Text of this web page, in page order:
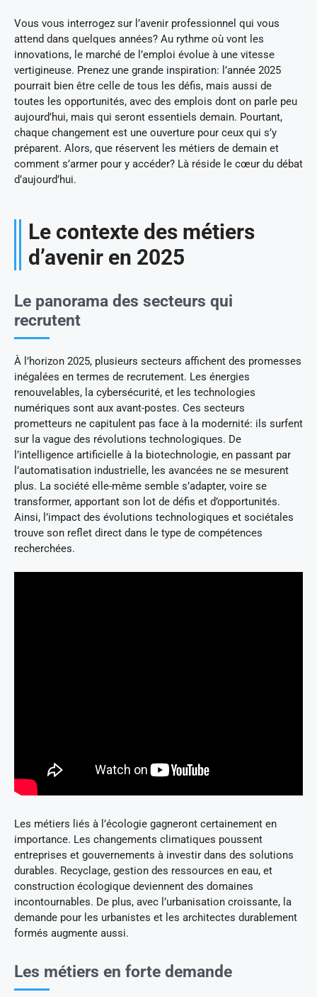
Vous vous interrogez sur l’avenir professionnel qui vous
attend dans quelques années? Au rythme où vont les
innovations, le marché de l’emploi évolue à une vitesse
vertigineuse. Prenez une grande inspiration: l’année 2025
pourrait bien être celle de tous les défis, mais aussi de
toutes les opportunités, avec des emplois dont on parle peu
aujourd’hui, mais qui seront essentiels demain. Pourtant,
chaque changement est une ouverture pour ceux qui s’y
préparent. Alors, que réservent les métiers de demain et
comment s’armer pour y accéder? Là réside le cœur du débat
d’aujourd’hui.
Le contexte des métiers
d’avenir en 2025
Le panorama des secteurs qui
recrutent
À l’horizon 2025, plusieurs secteurs affichent des promesses
inégalées en termes de recrutement. Les énergies
renouvelables, la cybersécurité, et les technologies
numériques sont aux avant-postes. Ces secteurs
prometteurs ne capitulent pas face à la modernité: ils surfent
sur la vague des révolutions technologiques. De
l’intelligence artificielle à la biotechnologie, en passant par
l’automatisation industrielle, les avancées ne se mesurent
plus. La société elle-même semble s’adapter, voire se
transformer, apportant son lot de défis et d’opportunités.
Ainsi, l’impact des évolutions technologiques et sociétales
trouve son reflet direct dans le type de compétences
recherchées.
Les métiers liés à l’écologie gagneront certainement en
importance. Les changements climatiques poussent
entreprises et gouvernements à investir dans des solutions
durables. Recyclage, gestion des ressources en eau, et
construction écologique deviennent des domaines
incontournables. De plus, avec l’urbanisation croissante, la
demande pour les urbanistes et les architectes durablement
formés augmente aussi.
Les métiers en forte demande